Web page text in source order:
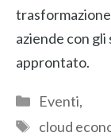
aziende con
approntato.
Categorie
Eventi,
Tag
cloud